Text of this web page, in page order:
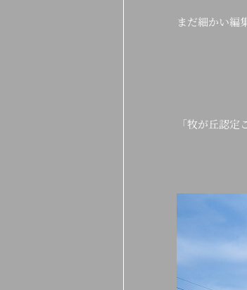
まだ細かい編
「牧が丘認